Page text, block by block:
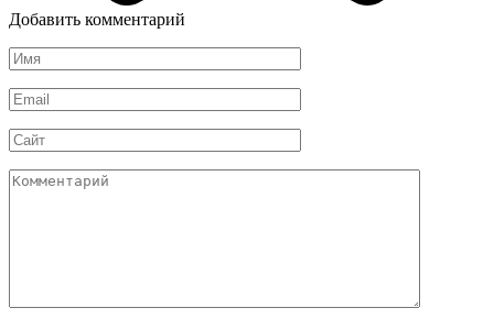
Добавить комментарий
Имя
*
Email
*
Сайт
Комментарий